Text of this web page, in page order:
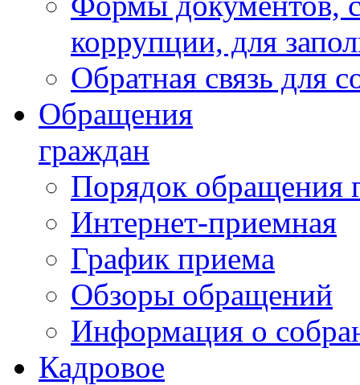
коррупции, для
Обратная связь для
Обращения
граждан
Порядок обращения
Интернет-приемная
График приема
Обзоры обращений
Информация о
Кадровое